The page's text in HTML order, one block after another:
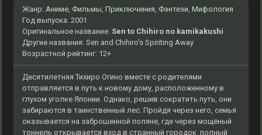
Жанр: Аниме, Фильмы, Приключения, Фэнтези, Мифология
Год выпуска: 2001
Оригинальное название: Sen to Chihiro no kamikakushi
Другие названия: Sen and Chihiro's Spiriting Away
Возрастной рейтинг: 12+
Десятилетняя Тихиро Огино вместе с родителями
отправляется в путь к новому дому, расположенному в
глухом уголке Японии. Однако, решив сократить путь, они
забираются в таинственный лес. Пройдя через него, семья
оказывается на заброшенной поляне, где через мощёный
тоннель открывается вход в странный городок, полный